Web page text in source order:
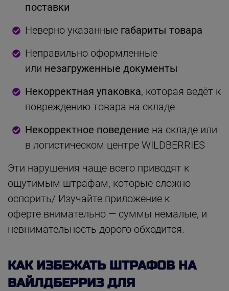
поставки
Неверно указанные габариты товара
Неправильно оформленные
или незагруженные документы
Некорректная упаковка, которая ведёт к
повреждению товара на складе
Некорректное поведение на складе или
в логистическом центре WILDBERRIES
Эти нарушения чаще всего приводят к
ощутимым штрафам, которые сложно
оспорить/ Изучайте приложение к
оферте внимательно — суммы немалые, и
невнимательность дорого обходится.
КАК ИЗБЕЖАТЬ ШТРАФОВ НА
ВАЙЛДБЕРРИЗ ДЛЯ